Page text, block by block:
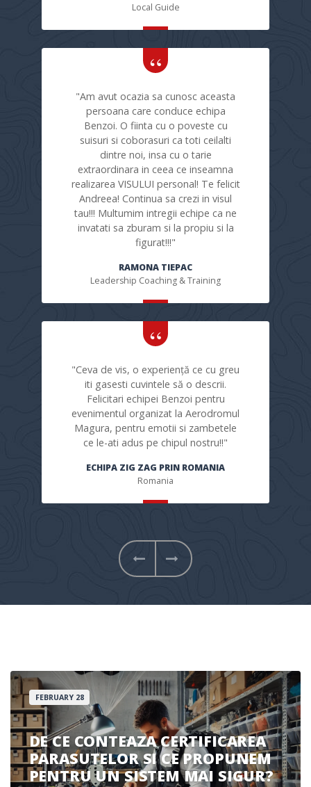
Local Guide
"Am avut ocazia sa cunosc aceasta
persoana care conduce echipa
Benzoi. O fiinta cu o poveste cu
suisuri si coborasuri ca toti ceilalti
dintre noi, insa cu o tarie
extraordinara in ceea ce inseamna
realizarea VISULUI personal! Te felicit
Andreea! Continua sa crezi in visul
tau!!! Multumim intregii echipe ca ne
invatati sa zburam si la propiu si la
figurat!!!"
RAMONA TIEPAC
Leadership Coaching & Training
"Ceva de vis, o experiență ce cu greu
iti gasesti cuvintele să o descrii.
Felicitari echipei Benzoi pentru
evenimentul organizat la Aerodromul
Magura, pentru emotii si zambetele
ce le-ati adus pe chipul nostru!!"
ECHIPA ZIG ZAG PRIN ROMANIA
Romania
Next Previous
FEBRUARY 28
DE CE CONTEAZA CERTIFICAREA
PARASUTELOR SI CE PROPUNEM
PENTRU UN SISTEM MAI SIGUR?